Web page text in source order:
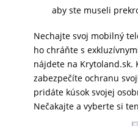
aby ste museli
Nechajte svoj mobilný
ho chráňte s
nájdete na Krytoland.sk.
zabezpečíte ochranu
pridáte kúsok svojej
Nečakajte a vyberte si